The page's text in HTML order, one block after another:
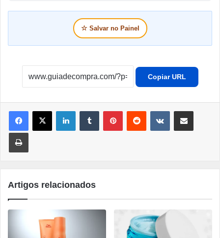
☆ Salvar no Painel
Copiar URL
LinkedinTumblr PinterestReddit VK Compartilhar por e-mail
Imprimir
Artigos relacionados